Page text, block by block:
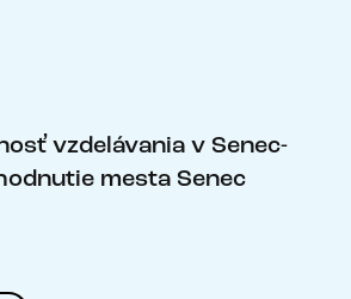
vzdelávania v Senec-
mesta Senec